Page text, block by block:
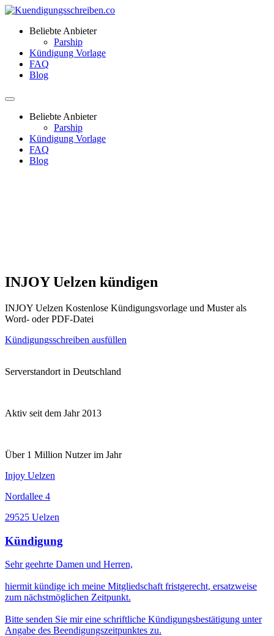
Beliebte Anbieter
Parship
Kündigung Vorlage
FAQ
Blog
Beliebte Anbieter
Parship
Kündigung Vorlage
FAQ
Blog
INJOY Uelzen kündigen
INJOY Uelzen Kostenlose Kündigungsvorlage und Muster als
Word- oder PDF-Datei
Kündigungsschreiben ausfüllen
Serverstandort in Deutschland
Aktiv seit dem Jahr 2013
Über 1 Million Nutzer im Jahr
Injoy Uelzen
Nordallee 4
29525 Uelzen
Kündigung
Sehr geehrte Damen und Herren,
hiermit kündige ich meine Mitgliedschaft fristgerecht, ersatzweise
zum nächstmöglichen Zeitpunkt.
Bitte senden Sie mir eine schriftliche Kündigungsbestätigung unter
Angabe des Beendigungszeitpunktes zu.